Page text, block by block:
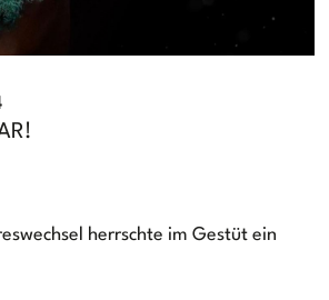
herrschte im Gestüt ein